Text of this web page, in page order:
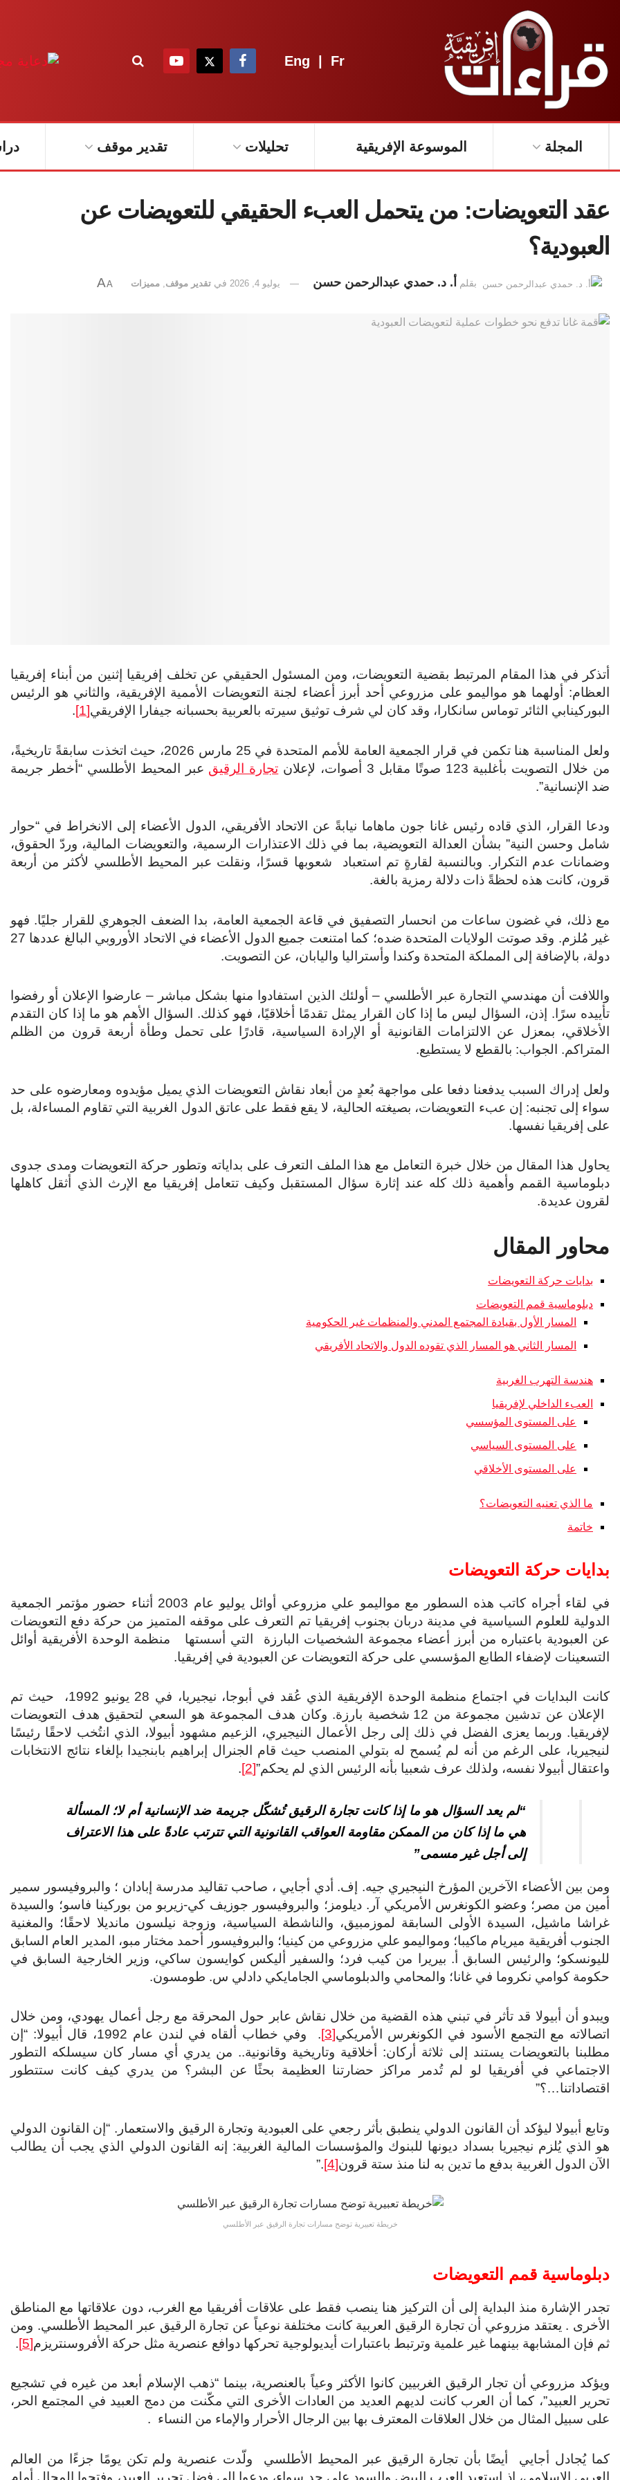
Eng | Fr
المجلة الموسوعة الإفريقية تحليلات تقدير موقف
عقد التعويضات: من يتحمل العبء الحقيقي للتعويضات عن
العبودية؟
بقلم أ. د. حمدي عبدالرحمن حسن يوليو 4, 2026 في تقدير موقف,مميزات A
A
أتذكر في هذا المقام المرتبط بقضية التعويضات، ومن المسئول الحقيقي عن تخلف إفريقيا إثنين من أبناء إفريقيا
العظام: أولهما هو مواليمو على مزروعي أحد أبرز أعضاء لجنة التعويضات الأممية الإفريقية، والثاني هو الرئيس
البوركينابي الثائر توماس سانكارا، وقد كان لي شرف توثيق سيرته بالعربية بحسبانه جيفارا الإفريقي[1]
.
ولعل المناسبة هنا تكمن في قرار الجمعية العامة للأمم المتحدة في 25 مارس 2026، حيث اتخذت سابقةً تاريخيةً،
من خلال التصويت بأغلبية 123 صوتًا مقابل 3 أصوات، لإعلان
تجارة الرقيق عبر المحيط الأطلسي “أخطر جريمة
ضد الإنسانية”.
ودعا القرار، الذي قاده رئيس غانا جون ماهاما نيابةً عن الاتحاد الأفريقي، الدول الأعضاء إلى الانخراط في “حوار
شامل وحسن النية” بشأن العدالة التعويضية، بما في ذلك الاعتذارات الرسمية، والتعويضات المالية، وردّ الحقوق،
وضمانات عدم التكرار. وبالنسبة لقارةٍ تم استعباد شعوبها قسرًا، ونقلت عبر المحيط الأطلسي لأكثر من أربعة
قرون، كانت هذه لحظةً ذات دلالة رمزية بالغة.
مع ذلك، في غضون ساعات من انحسار التصفيق في قاعة الجمعية العامة، بدا الضعف الجوهري للقرار جليًا. فهو
غير مُلزم. وقد صوتت الولايات المتحدة ضده؛ كما امتنعت جميع الدول الأعضاء في الاتحاد الأوروبي البالغ عددها 27
دولة، بالإضافة إلى المملكة المتحدة وكندا وأستراليا واليابان، عن التصويت.
واللافت أن مهندسي التجارة عبر الأطلسي – أولئك الذين استفادوا منها بشكل مباشر – عارضوا الإعلان أو رفضوا
تأييده سرًا. إذن، السؤال ليس ما إذا كان القرار يمثل تقدمًا أخلاقيًا، فهو كذلك. السؤال الأهم هو ما إذا كان التقدم
الأخلاقي، بمعزل عن الالتزامات القانونية أو الإرادة السياسية، قادرًا على تحمل وطأة أربعة قرون من الظلم
المتراكم. الجواب: بالقطع لا يستطيع.
ولعل إدراك السبب يدفعنا دفعا على مواجهة بُعدٍ من أبعاد نقاش التعويضات الذي يميل مؤيدوه ومعارضوه على حد
سواء إلى تجنبه: إن عبء التعويضات، بصيغته الحالية، لا يقع فقط على عاتق الدول الغربية التي تقاوم المساءلة، بل
على إفريقيا نفسها.
يحاول هذا المقال من خلال خبرة التعامل مع هذا الملف التعرف على بداياته وتطور حركة التعويضات ومدى جدوى
دبلوماسية القمم وأهمية ذلك كله عند إثارة سؤال المستقبل وكيف تتعامل إفريقيا مع الإرث الذي أثقل كاهلها
لقرون عديدة.
محاور المقال
بدايات حركة التعويضات
دبلوماسية قمم التعويضات
المسار الأول بقيادة المجتمع المدني والمنظمات غير الحكومية
المسار الثاني هو المسار الذي تقوده الدول والاتحاد الأفريقي
هندسة التهرب الغربية
العبء الداخلي لإفريقيا
على المستوى المؤسسي
على المستوى السياسي
على المستوى الأخلاقي
ما الذي تعنيه التعويضات؟
خاتمة
بدايات حركة التعويضات
في لقاء أجراه كاتب هذه السطور مع مواليمو علي مزروعي أوائل يوليو عام 2003 أثناء حضور مؤتمر الجمعية
الدولية للعلوم السياسية في مدينة دربان بجنوب إفريقيا تم التعرف على موقفه المتميز من حركة دفع التعويضات
عن العبودية باعتباره من أبرز أعضاء مجموعة الشخصيات البارزة التي أسستها منظمة الوحدة الأفريقية أوائل
التسعينات لإضفاء الطابع المؤسسي على حركة التعويضات عن العبودية في إفريقيا.
كانت البدايات في اجتماع منظمة الوحدة الإفريقية الذي عُقد في أبوجا، نيجيريا، في 28 يونيو 1992، حيث تم
الإعلان عن تدشين مجموعة من 12 شخصية بارزة. وكان هدف المجموعة هو السعي لتحقيق هدف التعويضات
لإفريقيا. وربما يعزى الفضل في ذلك إلى رجل الأعمال النيجيري، الزعيم مشهود أبيولا، الذي انتُخب لاحقًا رئيسًا
لنيجيريا، على الرغم من أنه لم يُسمح له بتولي المنصب حيث قام الجنرال إبراهيم بابنجيدا بإلغاء نتائج الانتخابات
واعتقال أبيولا نفسه، ولذلك عرف شعبيا بأنه الرئيس الذي لم يحكم”[2]
.
“لم يعد السؤال هو ما إذا كانت تجارة الرقيق تُشكّل جريمة ضد الإنسانية أم لا؛ المسألة
هي ما إذا كان من الممكن مقاومة العواقب القانونية التي تترتب عادةً على هذا الاعتراف
إلى أجل غير مسمى”
ومن بين الأعضاء الآخرين المؤرخ النيجيري جيه. إف. أدي أجايي ، صاحب تقاليد مدرسة إبادان ؛ والبروفيسور سمير
أمين من مصر؛ وعضو الكونغرس الأمريكي آر. ديلومز؛ والبروفيسور جوزيف كي-زيربو من بوركينا فاسو؛ والسيدة
غراشا ماشيل، السيدة الأولى السابقة لموزمبيق، والناشطة السياسية، وزوجة نيلسون مانديلا لاحقًا؛ والمغنية
الجنوب أفريقية ميريام ماكيبا؛ ومواليمو علي مزروعي من كينيا؛ والبروفيسور أحمد مختار مبو، المدير العام السابق
لليونسكو؛ والرئيس السابق أ. بيريرا من كيب فرد؛ والسفير أليكس كوايسون ساكي، وزير الخارجية السابق في
حكومة كوامي نكروما في غانا؛ والمحامي والدبلوماسي الجامايكي دادلي س. طومسون.
ويبدو أن أبيولا قد تأثر في تبني هذه القضية من خلال نقاش عابر حول المحرقة مع رجل أعمال يهودي، ومن خلال
اتصالاته مع التجمع الأسود في الكونغرس الأمريكي[3]
. وفي خطاب ألقاه في لندن عام 1992، قال أبيولا: “إن
مطلبنا بالتعويضات يستند إلى ثلاثة أركان: أخلاقية وتاريخية وقانونية.. من يدري أي مسار كان سيسلكه التطور
الاجتماعي في أفريقيا لو لم تُدمر مراكز حضارتنا العظيمة بحثًا عن البشر؟ من يدري كيف كانت ستتطور
اقتصاداتنا…؟”
وتابع أبيولا ليؤكد أن القانون الدولي ينطبق بأثر رجعي على العبودية وتجارة الرقيق والاستعمار. “إن القانون الدولي
هو الذي يُلزم نيجيريا بسداد ديونها للبنوك والمؤسسات المالية الغربية: إنه القانون الدولي الذي يجب أن يطالب
الآن الدول الغربية بدفع ما تدين به لنا منذ ستة قرون[4]
.”
خريطة تعبيرية توضح مسارات تجارة الرقيق عبر الأطلسي
دبلوماسية قمم التعويضات
تجدر الإشارة منذ البداية إلى أن التركيز هنا ينصب فقط على علاقات أفريقيا مع الغرب، دون علاقاتها مع المناطق
الأخرى . يعتقد مزروعي أن تجارة الرقيق العربية كانت مختلفة نوعياً عن تجارة الرقيق عبر المحيط الأطلسي. ومن
ثم فإن المشابهة بينهما غير علمية وترتبط باعتبارات أيديولوجية تحركها دوافع عنصرية مثل حركة الأفروسنتريزم[5]
.
ويؤكد مزروعي أن تجار الرقيق الغربيين كانوا الأكثر وعياً بالعنصرية، بينما “ذهب الإسلام أبعد من غيره في تشجيع
تحرير العبيد”، كما أن العرب كانت لديهم العديد من العادات الأخرى التي مكّنت من دمج العبيد في المجتمع الحر،
على سبيل المثال من خلال العلاقات المعترف بها بين الرجال الأحرار والإماء من النساء .
كما يُجادل أجايي أيضًا بأن تجارة الرقيق عبر المحيط الأطلسي ولّدت عنصرية ولم تكن يومًا جزءًا من العالم
العربي الإسلامي، إذ استعبد العرب البيض والسود على حد سواء، ودعوا إلى فضل تحرير العبيد، وفتحوا المجال أمام